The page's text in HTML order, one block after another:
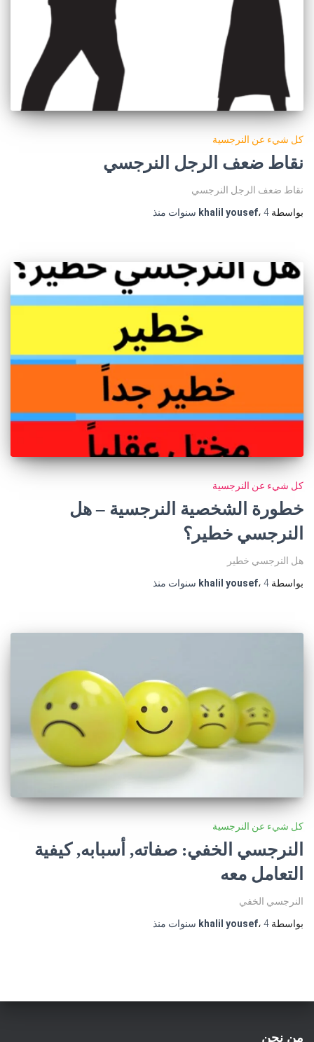
كل شيء عن النرجسية
نقاط ضعف الرجل النرجسي
نقاط ضعف الرجل النرجسي
بواسطة
khalil yousef، 4 سنوات منذ
كل شيء عن النرجسية
خطورة الشخصية النرجسية – هل
النرجسي خطير؟
هل النرجسي خطير
بواسطة
khalil yousef، 4 سنوات منذ
كل شيء عن النرجسية
النرجسي الخفي: صفاته, أسبابه, كيفية
التعامل معه
النرجسي الخفي
بواسطة
khalil yousef، 4 سنوات منذ
من نحن